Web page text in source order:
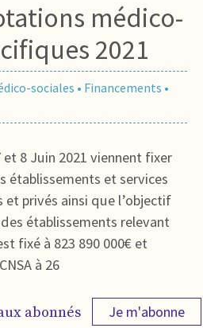
médico-
2021
sociales • Financements •
8 Juin 2021 viennent fixer
établissements et services
et privés ainsi que l’objectif
établissements relevant
fixé à 823 890 000€ et
à 26
abonnés Je m'abonne